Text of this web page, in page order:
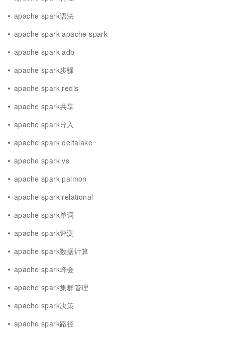
apache spark语法
apache spark apache spark
apache spark adb
apache spark步骤
apache spark redis
apache spark共享
apache spark导入
apache spark deltalake
apache spark vs
apache spark paimon
apache spark relational
apache spark单词
apache spark评测
apache spark数据计算
apache spark峰会
apache spark集群管理
apache spark决策
apache spark路径